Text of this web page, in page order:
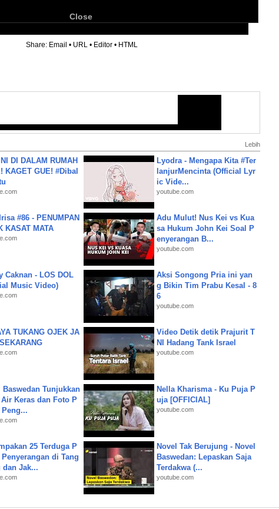
Close
Share: Email • URL • Editor • HTML
Lebih
DI DALAM RUMAH
KAGET GUE! #Dibal
Lyodra - Mengapa Kita #Ter
lanjurMencinta (Official Lyr
ic Vide...
youtube.com
#86 - PENUMPAN
KASAT MATA
Adu Mulut! Nus Kei vs Kua
sa Hukum John Kei Soal P
enyerangan B...
youtube.com
Caknan - LOS DOL
Music Video)
Aksi Songong Pria ini yan
g Bikin Tim Prabu Kesal - 8
6
youtube.com
TUKANG OJEK JA
Video Detik detik Prajurit T
NI Hadang Tank Israel
youtube.com
Baswedan Tunjukkan
Keras dan Foto P
Nella Kharisma - Ku Puja P
uja [OFFICIAL]
youtube.com
25 Terduga P
di Tang
dan Jak...
Novel Tak Berujung - Novel
Baswedan: Lepaskan Saja
Terdakwa (...
youtube.com